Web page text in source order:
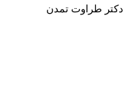
دکتر طراوت تمدن